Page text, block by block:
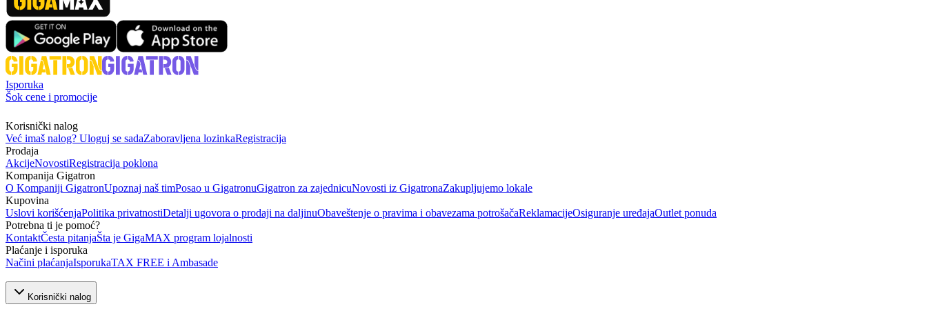
Isporuka
Šok cene i promocije
Korisnički nalog
Već imaš nalog? Uloguj se sadaZaboravljena lozinkaRegistracija
Prodaja
AkcijeNovostiRegistracija poklona
Kompanija Gigatron
O Kompaniji GigatronUpoznaj naš timPosao u GigatronuGigatron za zajednicuNovosti iz GigatronaZakupljujemo lokale
Kupovina
Uslovi korišćenjaPolitika privatnostiDetalji ugovora o prodaji na daljinuObaveštenje o pravima i obavezama potrošačaReklamacijeOsiguranje uređajaOutlet ponuda
Potrebna ti je pomoć?
KontaktČesta pitanjaŠta je GigaMAX program lojalnosti
Plaćanje i isporuka
Načini plaćanjaIsporukaTAX FREE i Ambasade
Korisnički nalog